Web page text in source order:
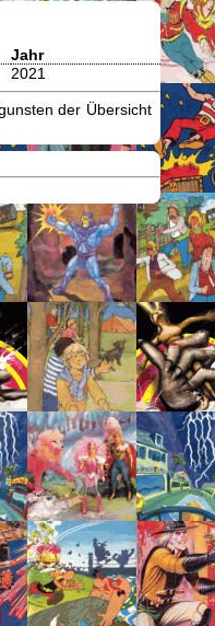
Jahr
2021
der Übersicht